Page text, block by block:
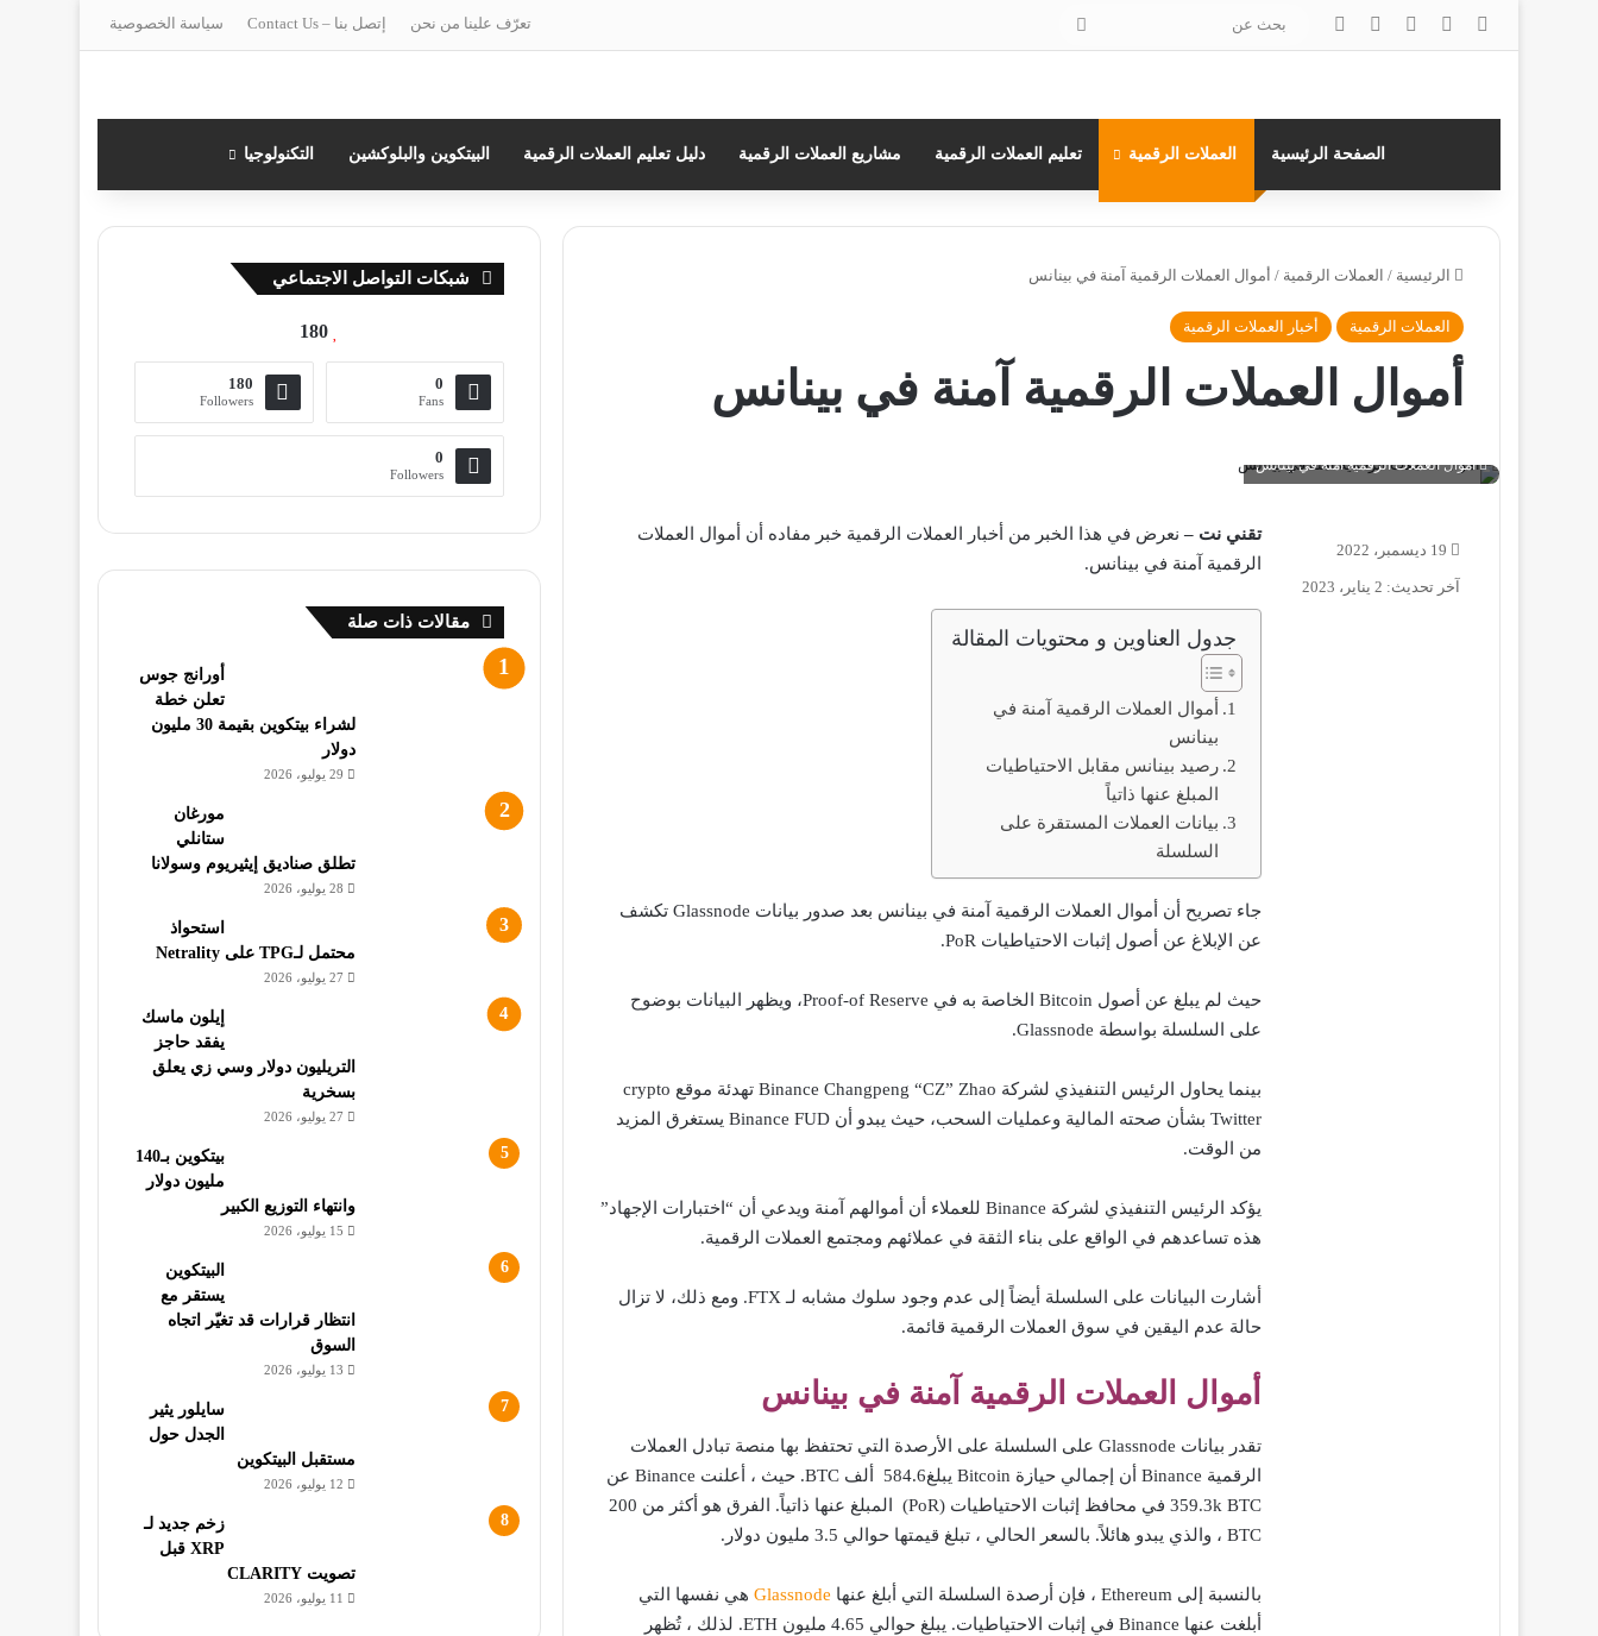
فيسبوك لينكدإن انستقرام بحث تعرّف علينا من نحن إتصل بنا – Contact Us سياسة الخصوصية
الصفحة الرئيسية العملات الرقمية تعليم العملات الرقمية مشاريع العملات الرقمية دليل تعليم العملات الرقمية البيتكوين والبلوكشين التكنولوجيا
الرئيسية / العملات الرقمية / أموال العملات الرقمية آمنة في بينانس
العملات الرقمية أخبار العملات الرقمية
أموال العملات الرقمية آمنة في بينانس
أموال العملات الرقمية آمنة في بينانس
تقني نت –نعرض في هذا الخبر من أخبار العملات الرقمية خبر مفاده أن أموال العملات
الرقمية آمنة في بينانس.
جدول العناوين و محتويات المقالة
أموال العملات الرقمية آمنة في
بينانس
رصيد بينانس مقابل الاحتياطيات
المبلغ عنها ذاتياً
بيانات العملات المستقرة على
السلسلة
جاء تصريح أن أموال العملات الرقمية آمنة في بينانس بعد صدور بيانات Glassnode تكشف
عن الإبلاغ عن أصول إثبات الاحتياطيات PoR.
حيث لم يبلغ عن أصول Bitcoin الخاصة به في Proof-of Reserve، ويظهر البيانات بوضوح
على السلسلة بواسطة Glassnode.
بينما يحاول الرئيس التنفيذي لشركة Binance Changpeng “CZ” Zhao تهدئة موقع crypto
Twitter بشأن صحته المالية وعمليات السحب، حيث يبدو أن Binance FUD يستغرق المزيد
من الوقت.
يؤكد الرئيس التنفيذي لشركة Binance للعملاء أن أموالهم آمنة ويدعي أن “اختبارات الإجهاد”
هذه تساعدهم في الواقع على بناء الثقة في عملائهم ومجتمع العملات الرقمية.
أشارت البيانات على السلسلة أيضاً إلى عدم وجود سلوك مشابه لـ FTX. ومع ذلك، لا تزال
حالة عدم اليقين في سوق العملات الرقمية قائمة.
أموال العملات الرقمية آمنة في بينانس
تقدر بيانات Glassnode على السلسلة على الأرصدة التي تحتفظ بها منصة تبادل العملات
الرقمية Binance أن إجمالي حيازة Bitcoin يبلغ584.6 ألف BTC. حيث ، أعلنت Binance عن
359.3k BTC في محافظ إثبات الاحتياطيات (PoR) المبلغ عنها ذاتياً. الفرق هو أكثر من 200
BTC ، والذي يبدو هائلاً. بالسعر الحالي ، تبلغ قيمتها حوالي 3.5 مليون دولار.
بالنسبة إلى Ethereum ، فإن أرصدة السلسلة التي أبلغ عنها Glassnode هي نفسها التي
أبلغت عنها Binance في إثبات الاحتياطيات. يبلغ حوالي 4.65 مليون ETH. لذلك ، تُظهر
19 ديسمبر، 2022
آخر تحديث: 2 يناير، 2023
شبكات التواصل الاجتماعي
180
0
Fans
180
Followers
0
Followers
مقالات ذات صلة
أورانج جوس
تعلن خطة
لشراء بيتكوين بقيمة 30 مليون
دولار
29 يوليو، 2026
مورغان
ستانلي
تطلق صناديق إيثيريوم وسولانا
28 يوليو، 2026
استحواذ
محتمل لـTPG على Netrality
27 يوليو، 2026
إيلون ماسك
يفقد حاجز
التريليون دولار وسي زي يعلق
بسخرية
27 يوليو، 2026
بيتكوين بـ140
مليون دولار
وانتهاء التوزيع الكبير
15 يوليو، 2026
البيتكوين
يستقر مع
انتظار قرارات قد تغيّر اتجاه
السوق
13 يوليو، 2026
سايلور يثير
الجدل حول
مستقبل البيتكوين
12 يوليو، 2026
زخم جديد لـ
XRP قبل
تصويت CLARITY
11 يوليو، 2026